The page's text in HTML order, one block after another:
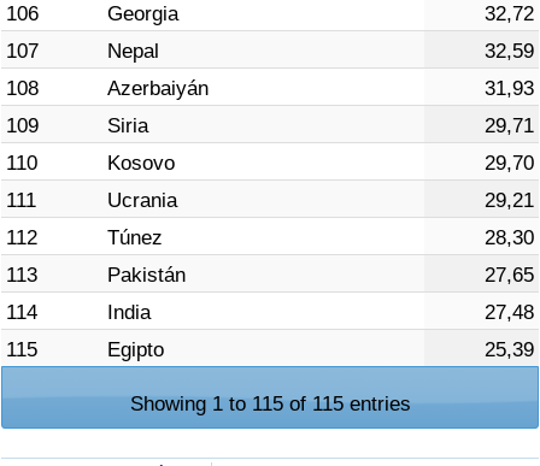
106
Georgia
32,72
107
Nepal
32,59
108
Azerbaiyán
31,93
109
Siria
29,71
110
Kosovo
29,70
111
Ucrania
29,21
112
Túnez
28,30
113
Pakistán
27,65
114
India
27,48
115
Egipto 25,39
Showing 1 to 115 of 115 entries